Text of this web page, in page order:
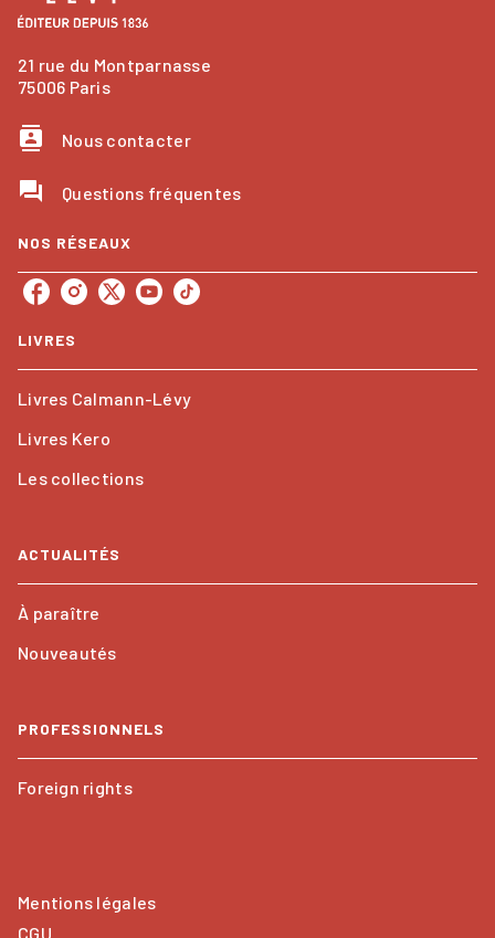
21 rue du Montparnasse
75006 Paris
contacts Nous contacter
question_answer Questions fréquentes
NOS RÉSEAUX
LIVRES
Livres Calmann-Lévy
Livres Kero
Les collections
ACTUALITÉS
À paraître
Nouveautés
PROFESSIONNELS
Foreign rights
Mentions légales
CGU